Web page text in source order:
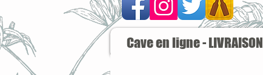
Cave en ligne - LIVRAISON